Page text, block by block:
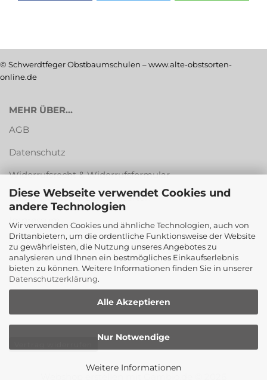
Diese Webseite verwendet Cookies und
andere Technologien
Wir verwenden Cookies und ähnliche Technologien, auch von
Drittanbietern, um die ordentliche Funktionsweise der Website
zu gewährleisten, die Nutzung unseres Angebotes zu
analysieren und Ihnen ein bestmögliches Einkaufserlebnis
bieten zu können. Weitere Informationen finden Sie in unserer
Datenschutzerklärung.
Alle Akzeptieren
Nur Notwendige
Weitere Informationen
© Schwerdtfeger Obstbaumschulen – www.alte-obstsorten-
online.de
MEHR ÜBER...
AGB
Datenschutz
Widerrufsrecht & Widerrufsformular
Versandkosten & Zahlungsarten
Impressum
Cookie Einstellungen